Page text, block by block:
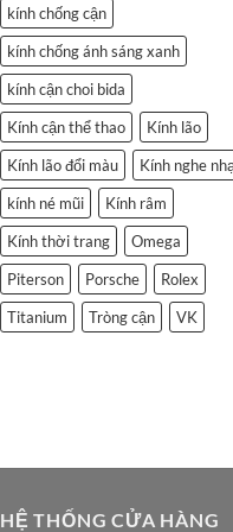
kính chống cận
kính chống ánh sáng xanh
kính cận choi bida
Kính cận thể thao
Kính lão
Kính lão đổi màu
Kính nghe
kính né mũi
Kính râm
Kính thời trang
Omega
Piterson
Porsche
Rolex
Titanium
Tròng cận VK
HỆ THỐNG CỬA HÀNG